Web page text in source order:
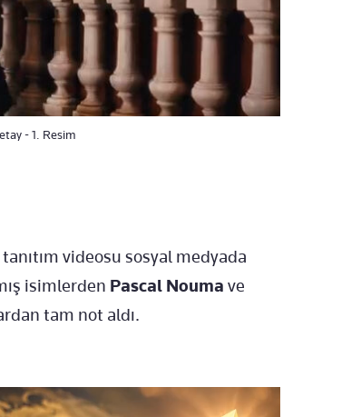
- 1. Resim
videosu sosyal medyada
isimlerden Pascal Nouma ve
tam not aldı.